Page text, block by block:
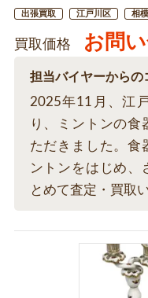
出張買取 江戸川区 相
買取価格 お問
担当バイヤーからの
2025年11月、江
り、ミントンの食
ただきました。食
ントンをはじめ、
とめて査定・買取